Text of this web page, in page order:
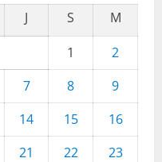
J S
M
1
2
7 8
9
14 15
16
21 22
23